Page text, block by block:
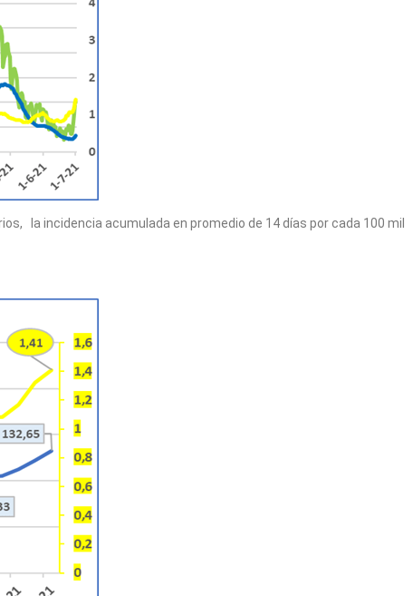
la incidencia acumulada en promedio de 14 días por cada 100 mil